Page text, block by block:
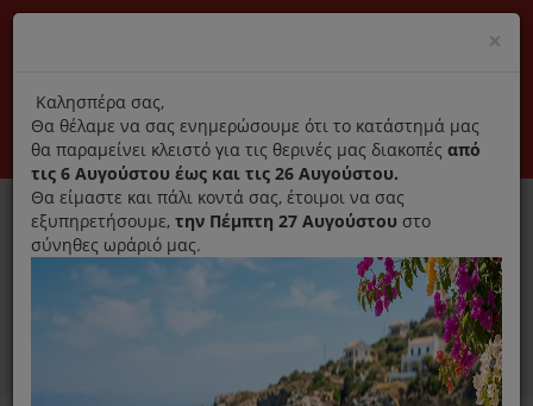
Αποκλειστικά γνήσια ανταλλακτικά
Σύνδεση Εγγραφή Εταιρεία Επικοινωνία
0
×
title
Καλησπέρα σας,
Θα θέλαμε να σας ενημερώσουμε ότι το κατάστημά μας
θα παραμείνει κλειστό για τις θερινές μας διακοπές από
τις 6 Αυγούστου έως και τις 26 Αυγούστου.
Θα είμαστε και πάλι κοντά σας, έτοιμοι να σας
εξυπηρετήσουμε, την Πέμπτη 27 Αυγούστου στο
σύνηθες ωράριό μας.